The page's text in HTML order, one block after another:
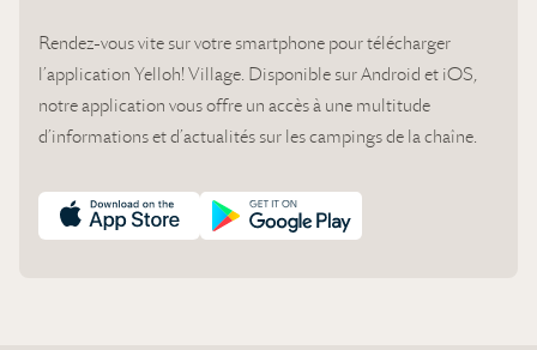
Rendez-vous vite sur votre smartphone pour télécharger
l’application Yelloh! Village. Disponible sur Android et iOS,
notre application vous offre un accès à une multitude
d’informations et d’actualités sur les campings de la chaîne.